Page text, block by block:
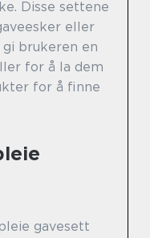
Disse settene
eller
brukeren en
for å la dem
for å finne
gavesett